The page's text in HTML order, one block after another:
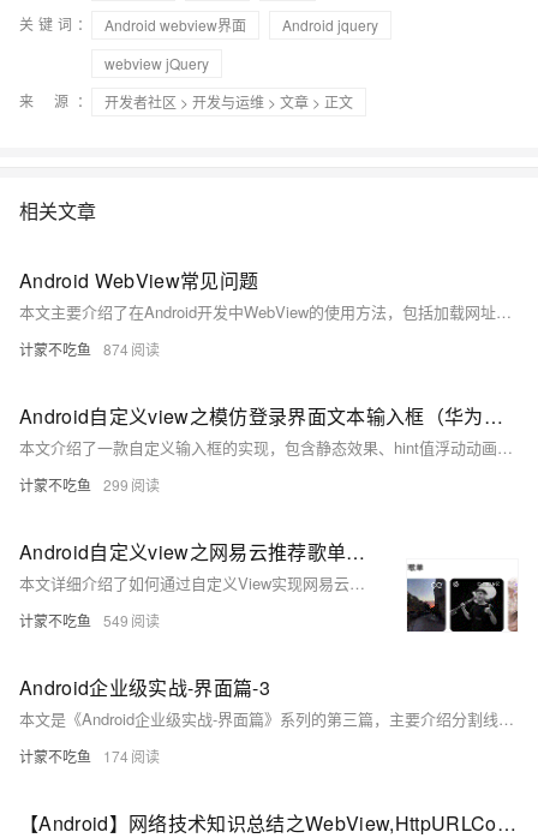
关键词：
Android webview界面
Android jquery
webview jQuery
来 源：
开发者社区 > 开发与运维 > 文章 > 正文
相关文章
Android WebView常见问题
本文主要介绍了在Android开发中WebView的使用方法，包括加载网址、设置相关属性（如JavaScript支持、缓存模式、屏幕适配等）、监听网页加载过程以及返回上一页面的功能实现。同时针对Android P版本限制明文流量的问题（ERR_CLEARTEXT_NOT_PERMITTED），提供了在`AndroidManifest.xml`中添加`android:usesCleartextTraffic=&quot;true&quot;`的解决办法。文章还附有完整代码示例，帮助开发者快速上手并解决常见问题。希望对您的开发工作有所帮助！
计蒙不吃鱼 874
Android自定义view之模仿登录界面文本输入框（华为云APP）
本文介绍了一款自定义输入框的实现，包含静态效果、hint值浮动动画及功能扩展。通过组合多个控件完成界面布局，使用TranslateAnimation与AlphaAnimation实现hint文字上下浮动效果，支持密码加密解密显示、去除键盘回车空格输入、光标定位等功能。代码基于Android平台，提供完整源码与attrs配置，方便复用与定制。希望对开发者有所帮助。
计蒙不吃鱼 299
Android自定义view之网易云推荐歌单界面
本文详细介绍了如何通过自定义View实现网易云音乐推荐歌单界面的效果。首先，作者自定义了一个圆角图片控件`MellowImageView`，用于绘制圆角矩形图片。接着，通过将布局放入`HorizontalScrollView`中，实现了左右滑动功能，并使用`ViewFlipper`添加图片切换动画效果。文章提供了完整的代码示例，包括XML布局、动画文件和Java代码，最终展示了实现效果。此教程适合想了解自定义View和动画效果的开发者。
计蒙不吃鱼 549
Android企业级实战-界面篇-3
本文是《Android企业级实战-界面篇》系列的第三篇，主要介绍分割线和条形跳转框的实现方法，二者常用于设置和个人中心界面。文章通过具体代码示例展示了如何实现这两种UI组件，并提供了效果图。实现前需准备`dimens.xml`、`ids.xml`、`colors.xml`等文件，部分资源可参考系列第一、二篇文章。代码中详细说明了布局文件的配置，如分割线的样式定义和条形跳转框的组件组合，帮助开发者快速上手并应用于实际项目中。
计蒙不吃鱼 174
【Android】网络技术知识总结之WebView,HttpURLConnection,OKHttp,XML的pull解析方式